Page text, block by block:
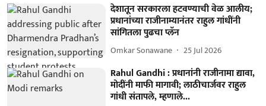
देशातून सरकारला हटवण्याची वेळ आलीय;
प्रधानांच्या राजीनाम्यानंतर राहुल गांधींनी
सांगितला पुढचा प्लॅन
Omkar Sonawane 25 Jul 2026
Rahul Gandhi : प्रधानांनी राजीनामा द्यावा,
मोदींनी माफी मागावी; लाठीचार्जवर राहुल
गांधी संतापले, म्हणाले...